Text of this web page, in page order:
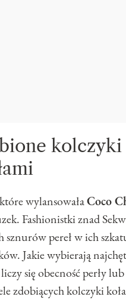
wylansowałaCoco
Fashionistki znad
sznurów pereł w ich
Jakie wybierają
się obecność perły
zdobiących kolczyki